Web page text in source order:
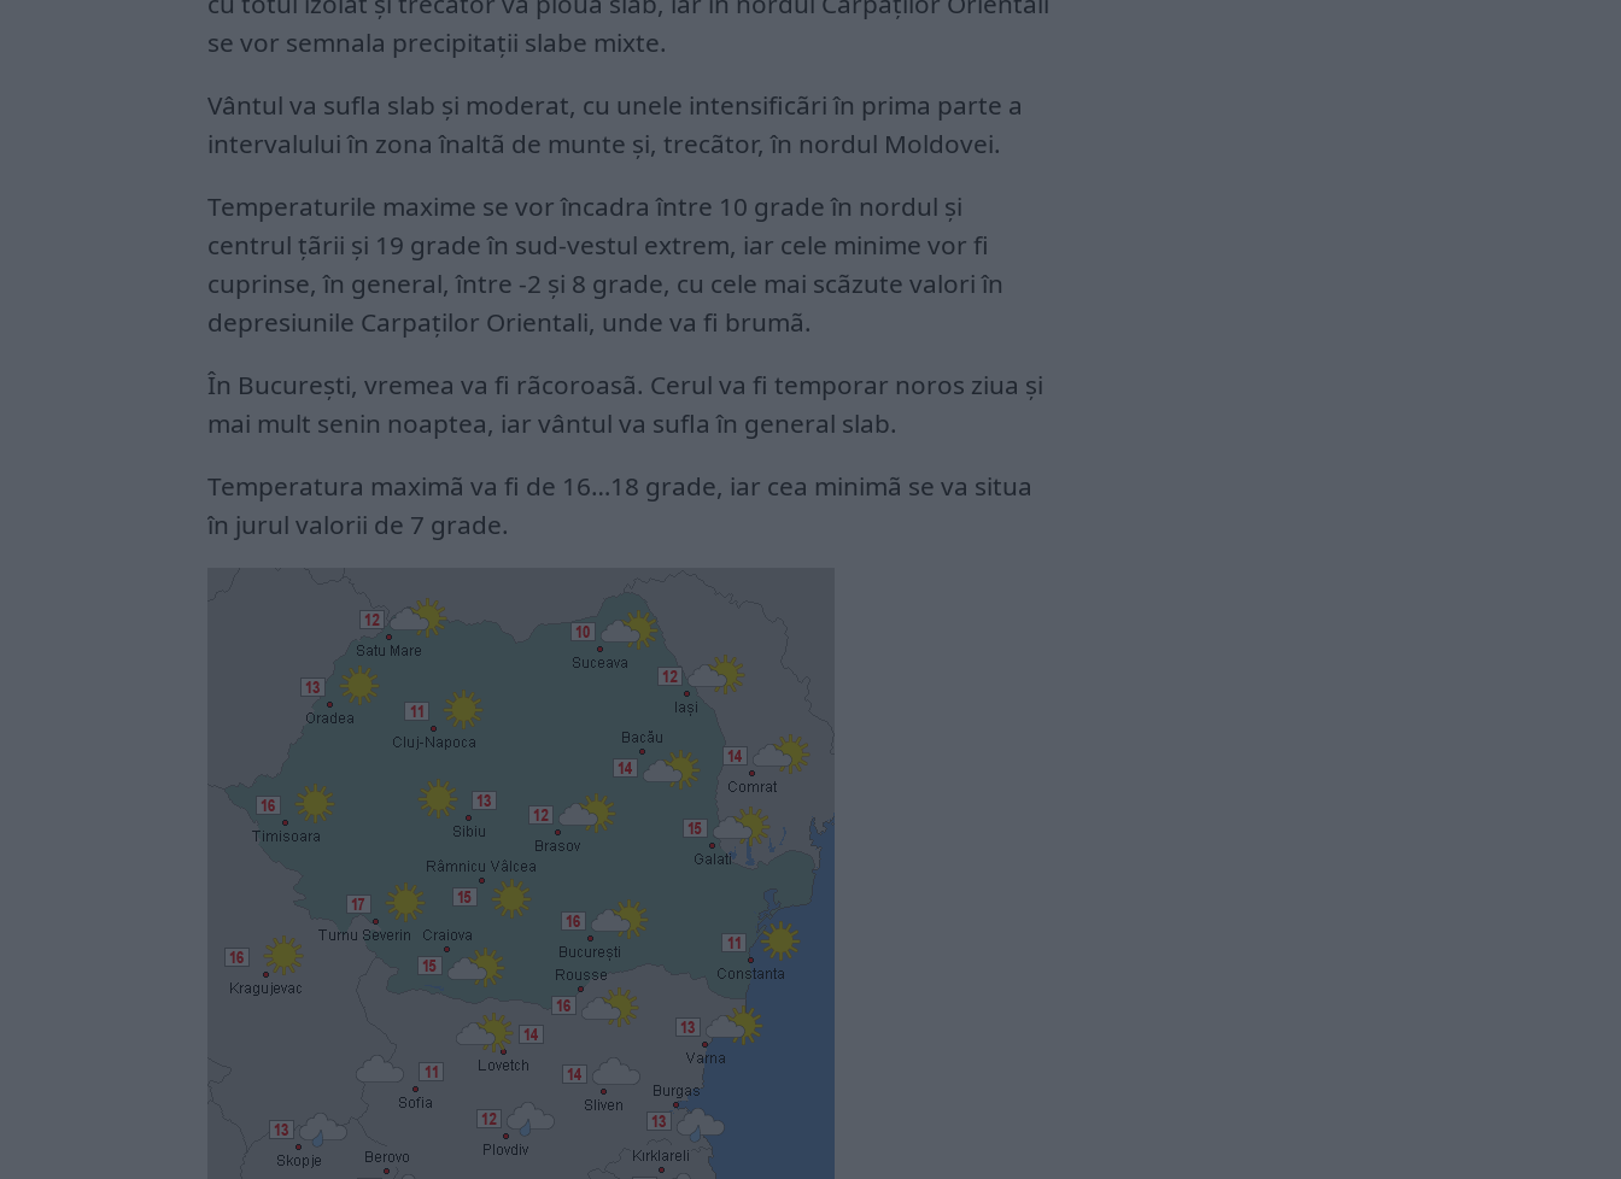
se vor semnala precipitaţii slabe mixte.
Vântul va sufla slab şi moderat, cu unele intensificãri în prima parte a
intervalului în zona înaltã de munte şi, trecãtor, în nordul Moldovei.
Temperaturile maxime se vor încadra între 10 grade în nordul şi
centrul ţãrii şi 19 grade în sud-vestul extrem, iar cele minime vor fi
cuprinse, în general, între -2 şi 8 grade, cu cele mai scãzute valori în
depresiunile Carpaţilor Orientali, unde va fi brumã.
În București, vremea va fi rãcoroasã. Cerul va fi temporar noros ziua şi
mai mult senin noaptea, iar vântul va sufla în general slab.
Temperatura maximã va fi de 16…18 grade, iar cea minimã se va situa
în jurul valorii de 7 grade.